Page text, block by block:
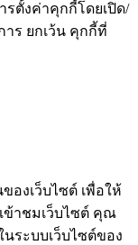
ตั้งค่าคุกกี้โดยเปิด/
ร ยกเว้น คุกกี้ที่
องเว็บไซต์ เพื่อให้
ข้าชมเว็บไซต์ คุณ
ระบบเว็บไซต์ของ